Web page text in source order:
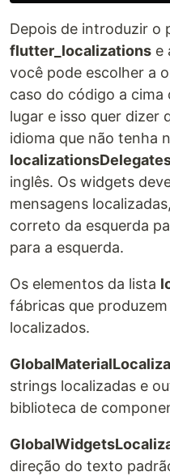
Depois de introduzir o
flutter_localizations e
você pode escolher a
caso do código a cima
lugar e isso quer dizer
idioma que não tenha
inglês. Os widgets
mensagens
correto da esquerda
para a esquerda.
Os elementos da lista
fábricas que
localizados.
strings localizadas e
biblioteca de
direção do texto